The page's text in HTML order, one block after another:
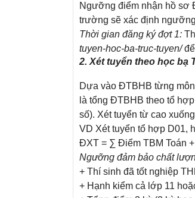
Ngưỡng điểm nhận hồ sơ
trường sẽ xác định
Thời gian đăng ký đợt 1:
tuyen-hoc-ba-truc-tuyen/để
2. Xét tuyển theo học bạ
Dựa vào ĐTBHB từng
là tổng ĐTBHB theo tổ
số). Xét tuyển từ cao
VD Xét tuyển tổ hợp D01,
ĐXT = ∑ Điểm TBM Toán
Ngưỡng đảm bảo chất
+ Thí sinh đã tốt nghiệp
+ Hạnh kiểm cả lớp 11